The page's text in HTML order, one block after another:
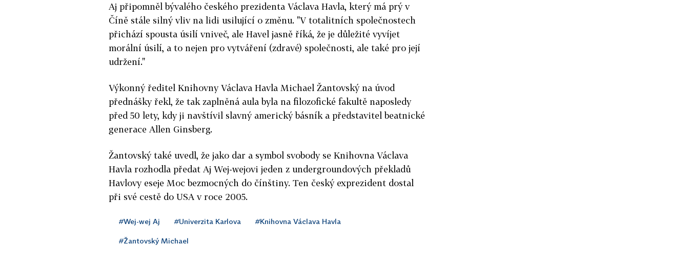
Aj připomněl bývalého českého prezidenta Václava Havla, který má prý v
Číně stále silný vliv na lidi usilující o změnu. "V totalitních společnostech
přichází spousta úsilí vniveč, ale Havel jasně říká, že je důležité vyvíjet
morální úsilí, a to nejen pro vytváření (zdravé) společnosti, ale také pro její
udržení."
Výkonný ředitel Knihovny Václava Havla Michael Žantovský na úvod
přednášky řekl, že tak zaplněná aula byla na filozofické fakultě naposledy
před 50 lety, kdy ji navštívil slavný americký básník a představitel beatnické
generace Allen Ginsberg.
Žantovský také uvedl, že jako dar a symbol svobody se Knihovna Václava
Havla rozhodla předat Aj Wej-wejovi jeden z undergroundových překladů
Havlovy eseje Moc bezmocných do čínštiny. Ten český exprezident dostal
při své cestě do USA v roce 2005.
#Wej-wej Aj #Univerzita Karlova #Knihovna Václava Havla
#Žantovský Michael